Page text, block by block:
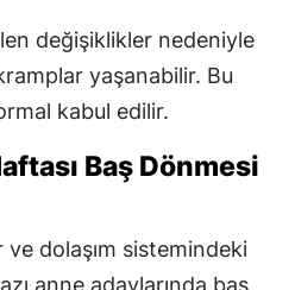
değişiklikler nedeniyle
yaşanabilir. Bu
kabul edilir.
Baş Dönmesi
dolaşım sistemindeki
anne adaylarında baş